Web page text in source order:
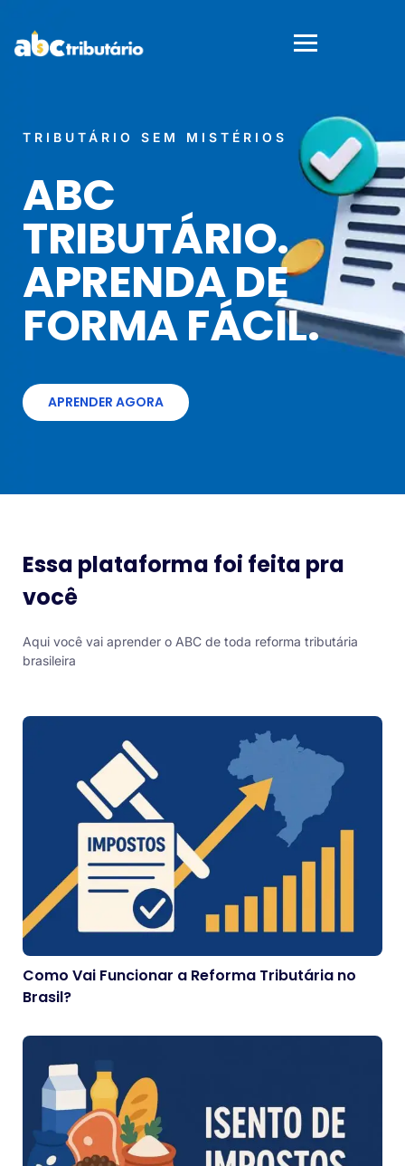
TRIBUTÁRIO SEM MISTÉRIOS
ABC
TRIBUTÁRIO.
APRENDA DE
FORMA FÁCIL.
APRENDER AGORA
Essa plataforma foi feita pra
você
Aqui você vai aprender o ABC de toda reforma tributária
brasileira
Como Vai Funcionar a Reforma Tributária no
Brasil?